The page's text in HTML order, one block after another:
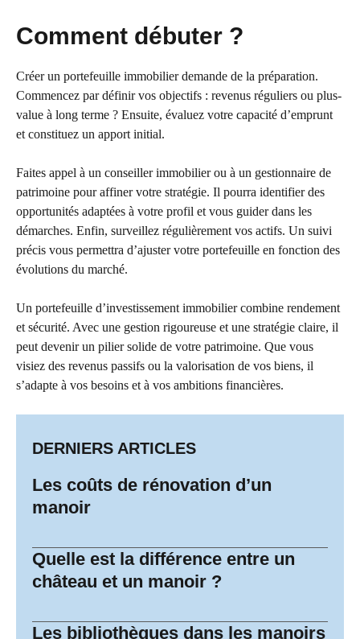
Comment débuter ?
Créer un portefeuille immobilier demande de la préparation.
Commencez par définir vos objectifs : revenus réguliers ou plus-
value à long terme ? Ensuite, évaluez votre capacité d’emprunt
et constituez un apport initial.
Faites appel à un conseiller immobilier ou à un gestionnaire de
patrimoine pour affiner votre stratégie. Il pourra identifier des
opportunités adaptées à votre profil et vous guider dans les
démarches. Enfin, surveillez régulièrement vos actifs. Un suivi
précis vous permettra d’ajuster votre portefeuille en fonction des
évolutions du marché.
Un portefeuille d’investissement immobilier combine rendement
et sécurité. Avec une gestion rigoureuse et une stratégie claire, il
peut devenir un pilier solide de votre patrimoine. Que vous
visiez des revenus passifs ou la valorisation de vos biens, il
s’adapte à vos besoins et à vos ambitions financières.
DERNIERS ARTICLES
Les coûts de rénovation d’un
manoir
Quelle est la différence entre un
château et un manoir ?
Les bibliothèques dans les manoirs